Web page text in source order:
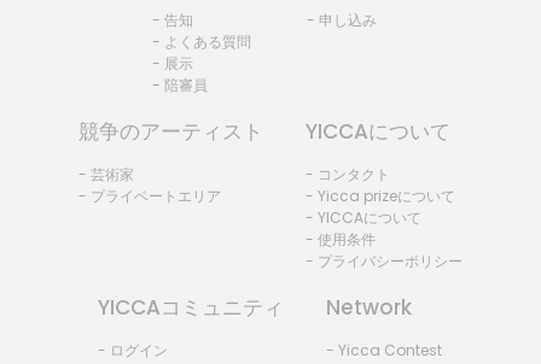
- 告知
- よくある質問
- 展示
- 陪審員
- 申し込み
競争のアーティスト
- 芸術家
- プライベートエリア
YICCAについて
- コンタクト
- Yicca prizeについて
- YICCAについて
- 使用条件
- プライバシーポリシー
YICCAコミュニティ
- ログイン
Network
- Yicca Contest